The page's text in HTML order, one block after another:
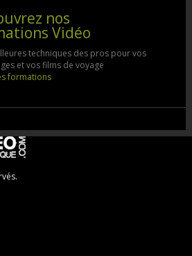
nos
Vidéo
techniques des pros pour vos
et vos films de voyage
formations